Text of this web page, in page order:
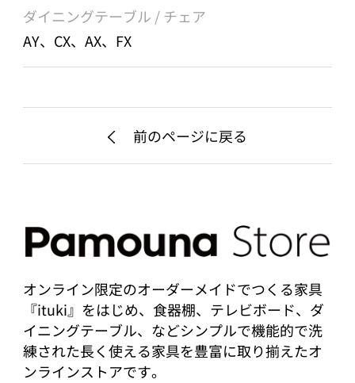
ダイニングテーブル / チェア
AY、CX、AX、FX
前のページに戻る
オンライン限定のオーダーメイドでつくる家具
『ituki』をはじめ、食器棚、テレビボード、ダ
イニングテーブル、などシンプルで機能的で洗
練された長く使える家具を豊富に取り揃えたオ
ンラインストアです。